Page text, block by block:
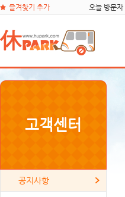
즐겨찾기 추가 오늘 방문자
고객센터
공지사항